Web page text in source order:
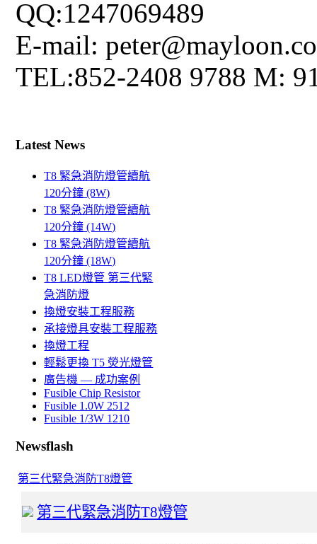
QQ:1247069489
E-mail:
TEL:852-2408 9788 M:
Latest News
T8 緊急消防燈管續航
120分鐘 (8W)
T8 緊急消防燈管續航
120分鐘 (14W)
T8 緊急消防燈管續航
120分鐘 (18W)
T8 LED燈管 第三代緊
急消防燈
換燈安裝工程服務
承接燈具安裝工程服務
換燈工程
輕鬆更換 T5 熒光燈管
廣告機 — 成功案例
Fusible Chip Resistor
Fusible 1.0W 2512
Fusible 1/3W 1210
Newsflash
第三代緊急消防T8燈管
第三代緊急消防T8燈管